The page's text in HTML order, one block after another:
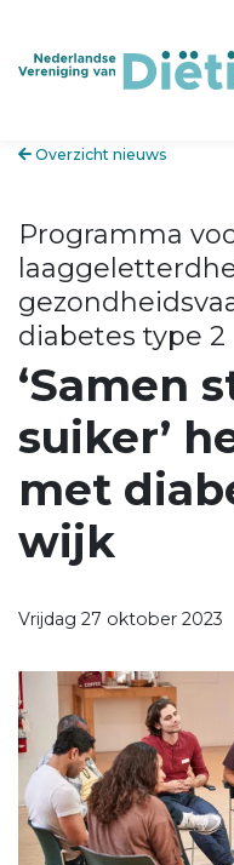
Overzicht nieuws
Programma
diabetes type 2
‘Samen
suiker’
met
wijk
Vrijdag 27 oktober 2023